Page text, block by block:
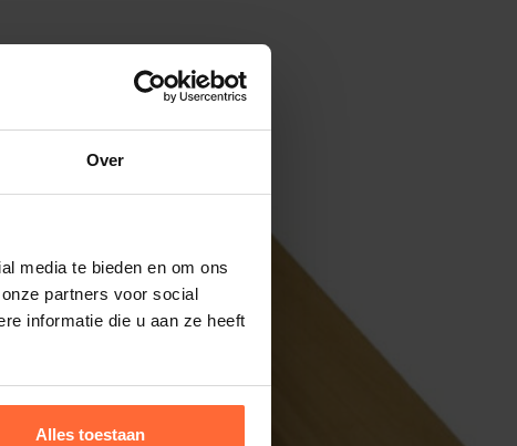
Over
media te bieden en om ons
partners voor social
informatie die u aan ze heeft
Alles toestaan